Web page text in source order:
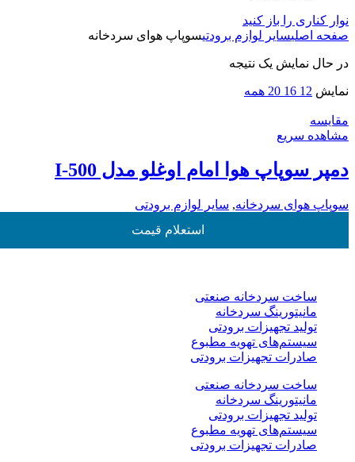
نوار کناری را باز کنید
صفحه اصلیسایر لوازم برودتیسوپاپ هوای سردخانه
در حال نمایش یک نتیجه
نمایش 12
16
20 همه
مقایسه
مشاهده سریع
دمپر سوپاپ هوا امام اوغلو مدل I-500
سوپاپ هوای سردخانه, سایر لوازم برودتی
استعلام قیمت
ساخت سردخانه صنعتی
مانیتورینگ سردخانه
تولید تجهیزات برودتی
سیستم‌های تهویه مطبوع
صادرات تجهیزات برودتی
ساخت سردخانه صنعتی
مانیتورینگ سردخانه
تولید تجهیزات برودتی
سیستم‌های تهویه مطبوع
صادرات تجهیزات برودتی